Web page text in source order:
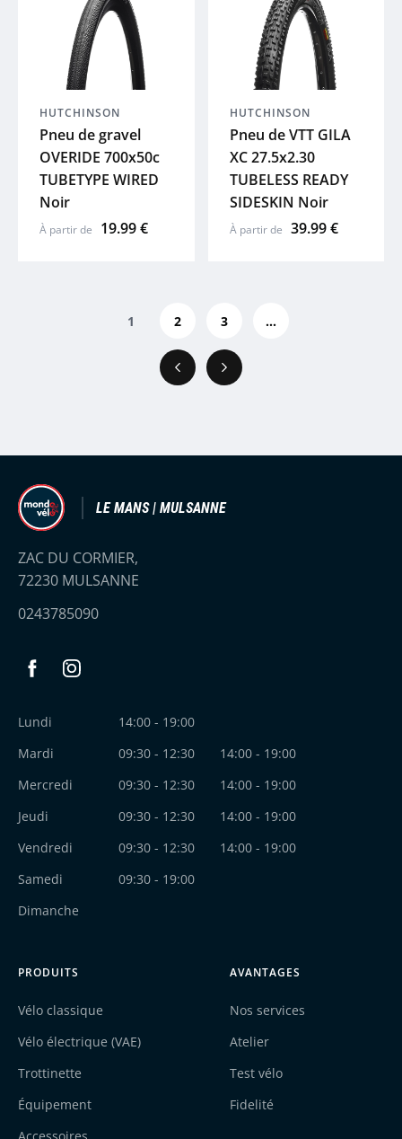
HUTCHINSON
Pneu de gravel
OVERIDE 700x50c
TUBETYPE WIRED
Noir
À partir de 19.99 €
HUTCHINSON
Pneu de VTT GILA
XC 27.5x2.30
TUBELESS READY
SIDESKIN Noir
À partir de 39.99 €
Précédent
1 2 3 ...
Suivant
LE MANS | MULSANNE
ZAC DU CORMIER,
72230 MULSANNE
0243785090
Lundi
14:00 - 19:00
Mardi
09:30 - 12:30
14:00 - 19:00
Mercredi
09:30 - 12:30
14:00 - 19:00
Jeudi
09:30 - 12:30
14:00 - 19:00
Vendredi
09:30 - 12:30
14:00 - 19:00
Samedi
09:30 - 19:00
Dimanche
PRODUITS
Vélo classique
Vélo électrique (VAE)
Trottinette
Équipement
AVANTAGES
Nos services
Atelier
Test vélo
Fidelité